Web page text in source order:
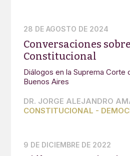
28 DE AGOSTO DE 2024
Conversaciones
Constitucional
Diálogos en la Suprema Corte
Buenos Aires
DR. JORGE ALEJANDRO
CONSTITUCIONAL -
9 DE DICIEMBRE DE 2022